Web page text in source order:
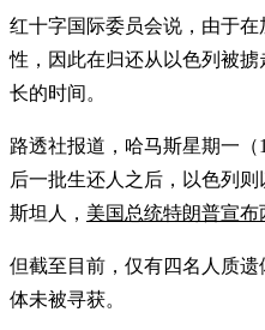
红十字国际委员会说，由于
性，因此在归还从以色列被
长的时间。
路透社报道，哈马斯星期一
后一批生还人之后，以色列
斯坦人， 美国总统特朗普宣
但截至目前，仅有四名人质
体未被寻获。